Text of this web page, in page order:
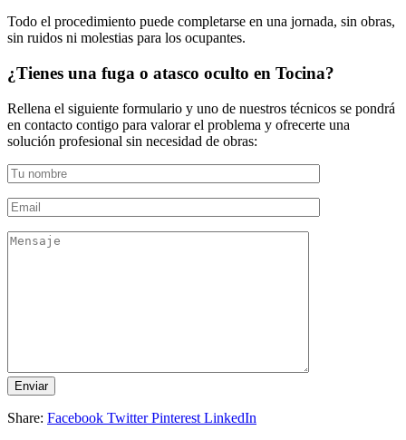
Todo el procedimiento puede completarse en una jornada, sin obras,
sin ruidos ni molestias para los ocupantes.
¿Tienes una fuga o atasco oculto en Tocina?
Rellena el siguiente formulario y uno de nuestros técnicos se pondrá
en contacto contigo para valorar el problema y ofrecerte una
solución profesional sin necesidad de obras:
Share: Facebook Twitter Pinterest LinkedIn